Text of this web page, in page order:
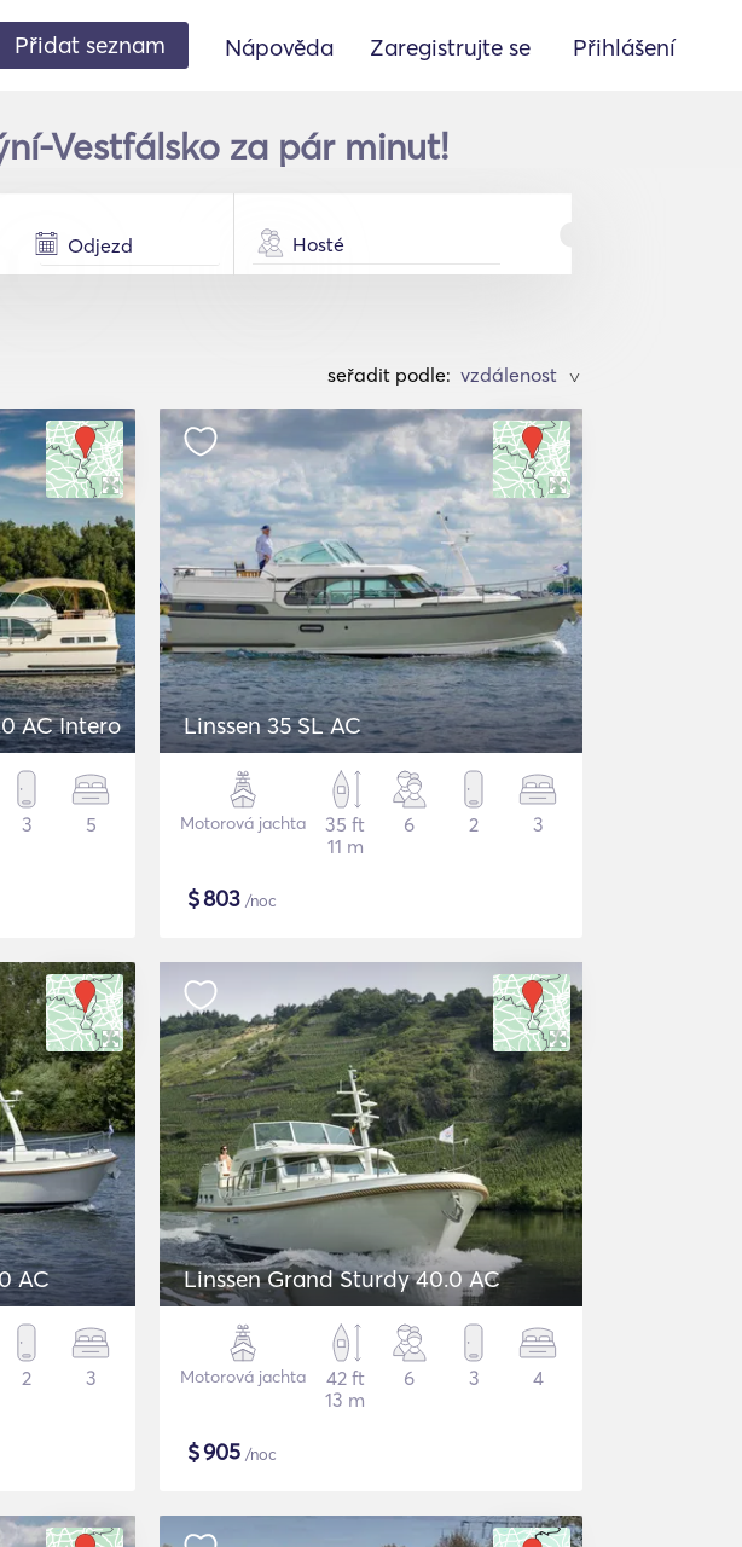
Přidat seznam Nápověda Zaregistrujte se Přihlášení
Vestfálsko za pár minut!
Hosté
seřadit podle: >
AC Intero
3 5
Linssen 35 SL AC
Motorová jachta
35 ft
11 m
6 2 3
$803 /noc
AC
2 3
Linssen Grand Sturdy 40.0 AC
Motorová jachta
42 ft
13 m
6 3 4
$905 /noc